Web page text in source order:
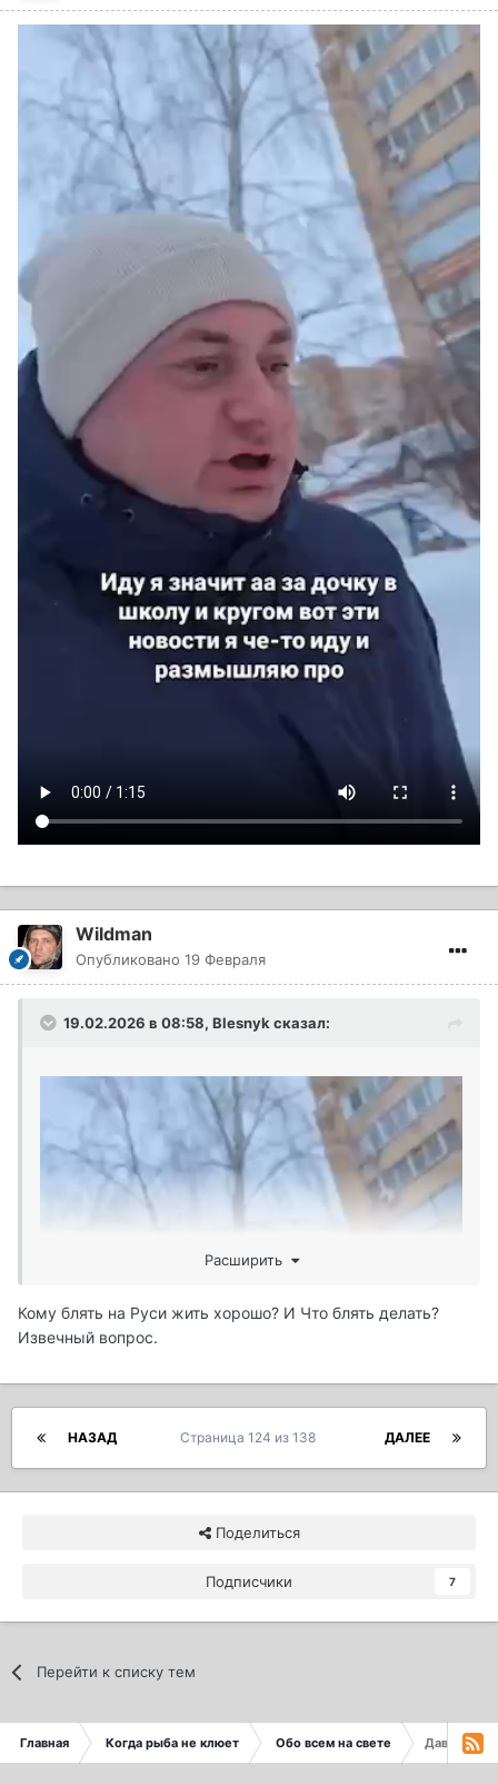
Wildman
Опубликовано 19 Февраля
19.02.2026 в 08:58, Blesnyk сказал:
Расширить
Кому блять на Руси жить хорошо? И Что блять делать?
Извечный вопрос.
НАЗАД ДАЛЕЕ
Страница 124 из 138
Поделиться
Подписчики 7
Перейти к списку тем
Главная Когда рыба не клюет Обо всем на свете Давайте